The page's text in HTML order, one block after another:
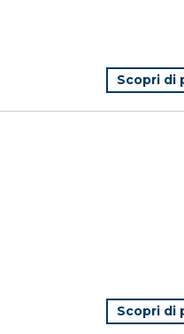
Scopri di
Scopri di